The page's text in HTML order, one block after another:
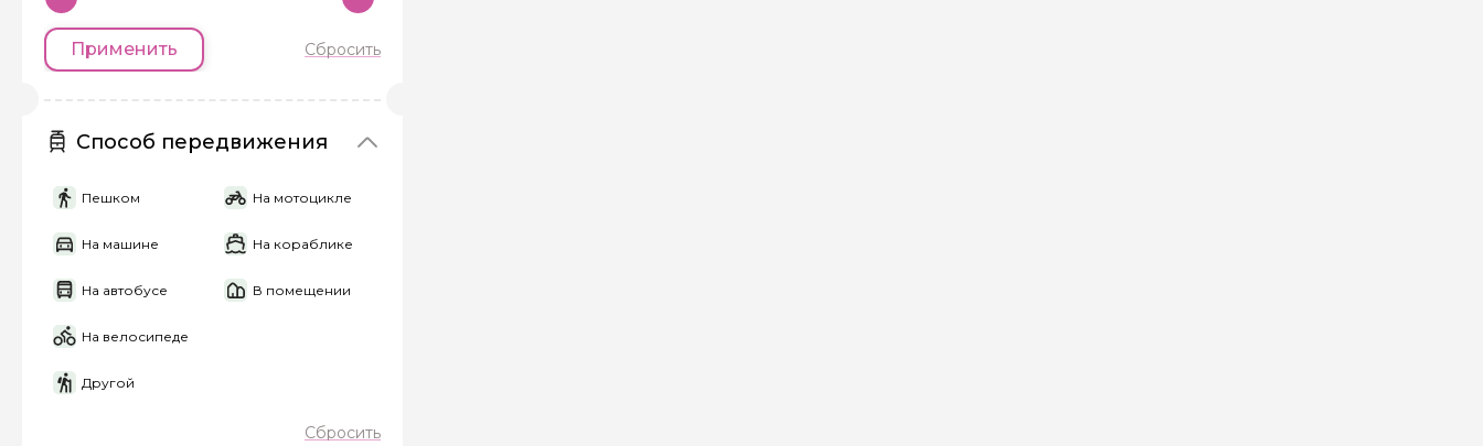
Применить Сбросить
Способ передвижения
Пешком На мотоцикле
На машине На кораблике
На автобусе В помещении
На велосипеде
Другой
Сбросить
Отправить